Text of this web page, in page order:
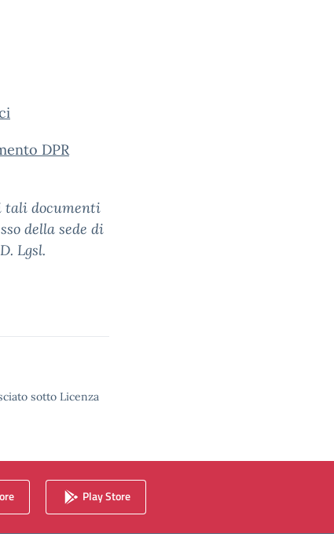
DPR
tali documenti
della sede di
Lgsl.
sotto Licenza
Play Store